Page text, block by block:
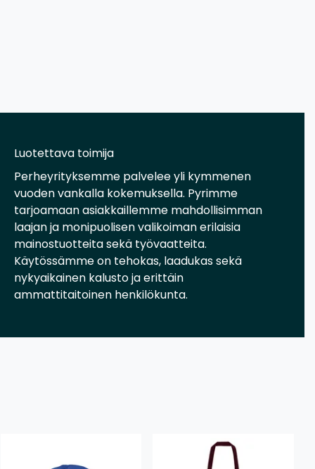
Luotettava toimija
Perheyrityksemme palvelee yli kymmenen
vuoden vankalla kokemuksella. Pyrimme
tarjoamaan asiakkaillemme mahdollisimman
laajan ja monipuolisen valikoiman erilaisia
mainostuotteita sekä työvaatteita.
Käytössämme on tehokas, laadukas sekä
nykyaikainen kalusto ja erittäin
ammattitaitoinen henkilökunta.